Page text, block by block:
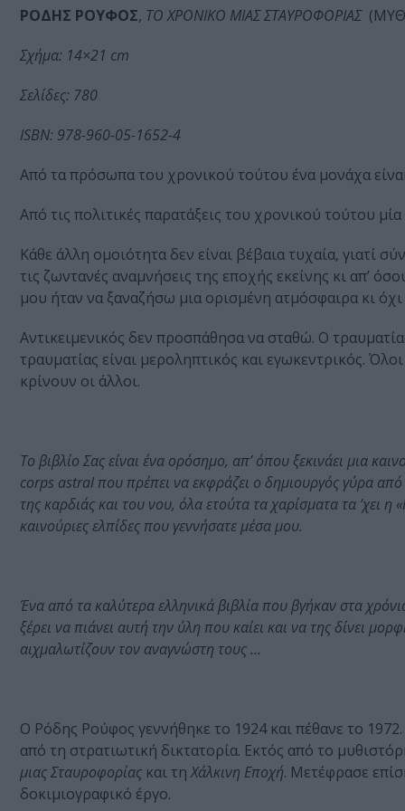
ΡΟΔΗΣ ΡΟΥΦΟΣ, ΤΟ ΧΡΟΝΙΚΟ ΜΙΑΣ ΣΤΑΥΡΟΦΟΡΙΑΣ
Σχήμα: 14×21 cm
Σελίδες: 780
ISBN: 978-960-05-1652-4
Από τα πρόσωπα του χρονικού τούτου ένα μονάχα
Από τις πολιτικές παρατάξεις του χρονικού τούτου
Κάθε άλλη ομοιότητα δεν είναι βέβαια τυχαία, γιατί
τις ζωντανές αναμνήσεις της εποχής εκείνης κι απ’
μου ήταν να ξαναζήσω μια ορισμένη ατμόσφαιρα κι
Αντικειμενικός δεν προσπάθησα να σταθώ. Ο
τραυματίας είναι μεροληπτικός και εγωκεντρικός.
κρίνουν οι άλλοι.
Το βιβλίο Σας είναι ένα ορόσημο, απ’ όπου ξεκινάει μια
corps astral που πρέπει να εκφράζει ο δημιουργός γύρα από
της καρδιάς και του νου, όλα ετούτα τα χαρίσματα τα ’χει
καινούριες ελπίδες που γεννήσατε μέσα μου.
Ένα από τα καλύτερα ελληνικά βιβλία που βγήκαν στα
ξέρει να πιάνει αυτή την ύλη που καίει και να της δίνει
αιχμαλωτίζουν τον αναγνώστη τους …
O Pόδης Pούφος γεννήθηκε το 1924 και πέθανε το
από τη στρατιωτική δικτατορία. Eκτός από το
μιας Σταυροφορίας και τηXάλκινη Eποχή. Mετέφρασε
δοκιμιογραφικό έργο.